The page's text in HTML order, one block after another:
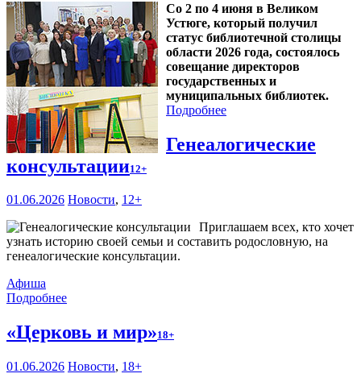
Со 2 по 4 июня в Великом
Устюге, который получил
статус библиотечной столицы
области 2026 года, состоялось
совещание директоров
государственных и
муниципальных библиотек.
Подробнее
Генеалогические
консультации12+
01.06.2026 Новости, 12+
Приглашаем всех, кто хочет
узнать историю своей семьи и составить родословную, на
генеалогические консультации.
Афиша
Подробнее
«Церковь и мир»18+
01.06.2026 Новости, 18+